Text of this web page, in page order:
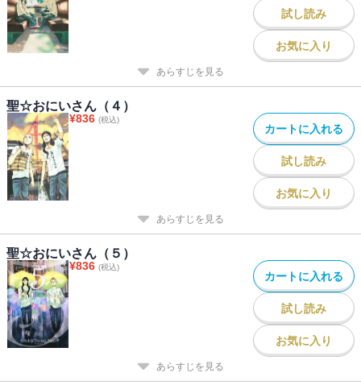
試し読み
お気に入り
あらすじを見る
聖☆おにいさん（４）
¥836 (税込)
カートに入れる
試し読み
お気に入り
あらすじを見る
聖☆おにいさん（５）
¥836 (税込)
カートに入れる
試し読み
お気に入り
あらすじを見る